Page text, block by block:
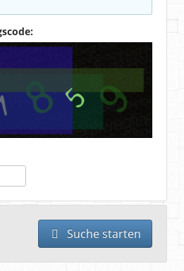
Suche starten